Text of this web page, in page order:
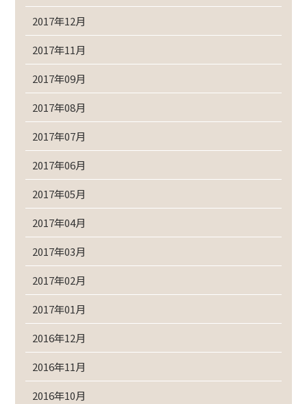
2017年12月
2017年11月
2017年09月
2017年08月
2017年07月
2017年06月
2017年05月
2017年04月
2017年03月
2017年02月
2017年01月
2016年12月
2016年11月
2016年10月